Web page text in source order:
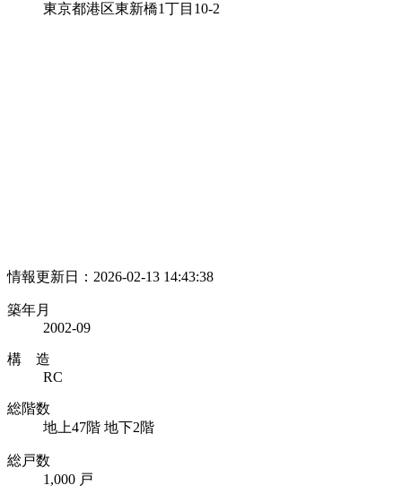
東京都港区東新橋1丁目10‐2
情報更新日：2026-02-13 14:43:38
築年月
2002-09
構 造
RC
総階数
地上47階 地下2階
総戸数
1,000 戸